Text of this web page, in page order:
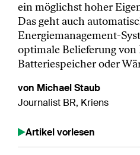
ein möglichst hoher
Das geht auch
Energiemanagement-
optimale Belieferung von
Batteriespeicher oder
von Michael Staub
Journalist BR, Kriens
Artikel vorlesen